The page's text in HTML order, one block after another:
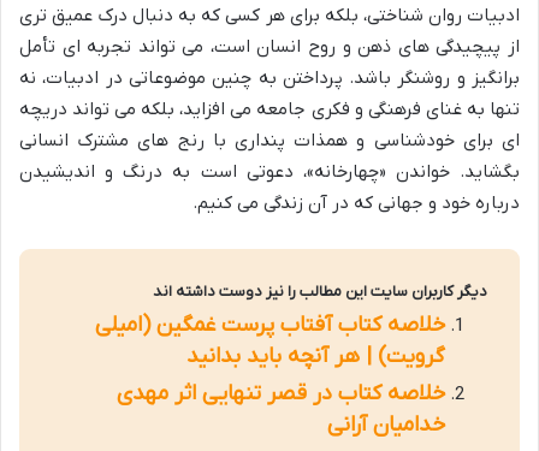
ادبیات روان شناختی، بلکه برای هر کسی که به دنبال درک عمیق تری
از پیچیدگی های ذهن و روح انسان است، می تواند تجربه ای تأمل
برانگیز و روشنگر باشد. پرداختن به چنین موضوعاتی در ادبیات، نه
تنها به غنای فرهنگی و فکری جامعه می افزاید، بلکه می تواند دریچه
ای برای خودشناسی و همذات پنداری با رنج های مشترک انسانی
بگشاید. خواندن «چهارخانه»، دعوتی است به درنگ و اندیشیدن
درباره خود و جهانی که در آن زندگی می کنیم.
دیگر کاربران سایت این مطالب را نیز دوست داشته اند
خلاصه کتاب آفتاب پرست غمگین (امیلی
گرویت) | هر آنچه باید بدانید
خلاصه کتاب در قصر تنهایی اثر مهدی
خدامیان آرانی